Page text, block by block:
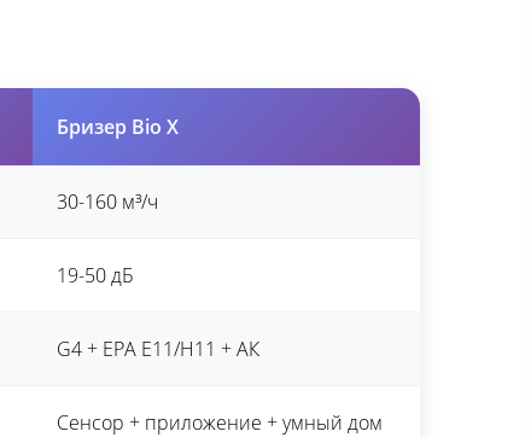
Бризер Bio X
30-160 м³/ч
19-50 дБ
G4 + EPA E11/H11 + АК
Сенсор + приложение + умный дом